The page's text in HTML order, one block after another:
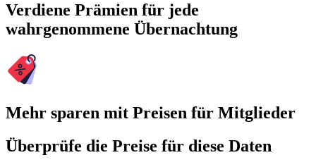
Verdiene Prämien für jede
wahrgenommene Übernachtung
Mehr sparen mit Preisen für Mitglieder
Überprüfe die Preise für diese Daten